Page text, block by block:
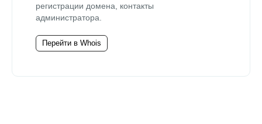
регистрации домена, контакты
администратора.
Перейти в Whois